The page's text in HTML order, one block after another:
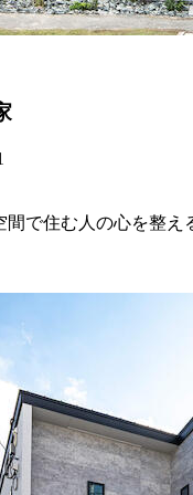
間で住む人の心を整え